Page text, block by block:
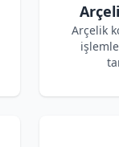
Arçelik